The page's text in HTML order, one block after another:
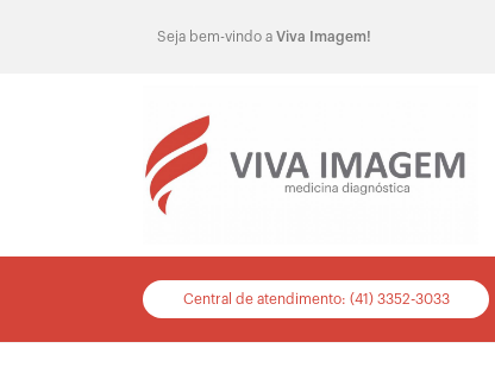
Seja bem-vindo a Viva Imagem!
Central de atendimento: (41) 3352-3033